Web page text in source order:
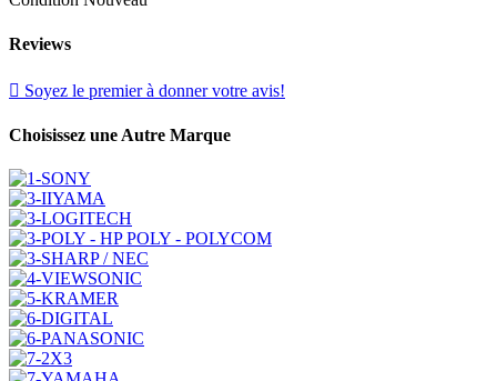
Reviews
 Soyez le premier à donner votre avis!
Choisissez une Autre Marque